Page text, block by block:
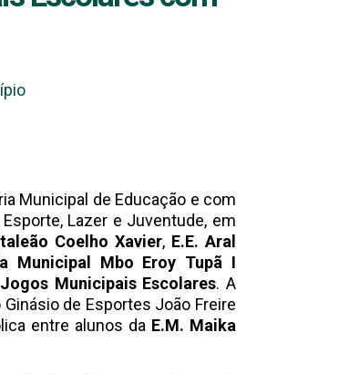
Municipal de Educação e com
Lazer e Juventude, em
Coelho Xavier, E.E. Aral
Municipal Mbo Eroy Tupã I
Municipais Escolares. A
de Esportes João Freire
entre alunos da E.M. Maika